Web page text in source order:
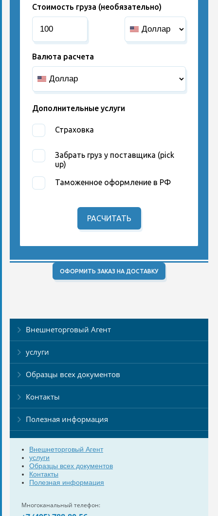
Стоимость груза (необязательно)
Валюта расчета
Дополнительные услуги
Страховка
Забрать груз у поставщика (pick
up)
Таможенное оформление в РФ
РАСЧИТАТЬ
ОФОРМИТЬ ЗАКАЗ НА ДОСТАВКУ
Внешнеторговый Агент
услуги
Образцы всех документов
Контакты
Полезная информация
Внешнеторговый Агент
услуги
Образцы всех документов
Контакты
Полезная информация
Многоканальный телефон: